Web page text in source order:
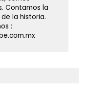
Contamos la
la historia.
: